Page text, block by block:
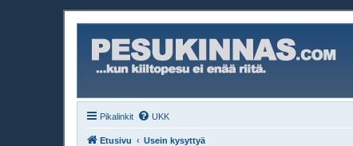
Pikalinkit UKK
Etusivu Usein kysyttyä